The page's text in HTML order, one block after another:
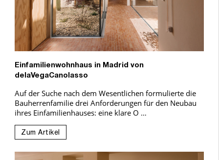
Einfamilienwohnhaus in Madrid von
delaVegaCanolasso
Auf der Suche nach dem Wesentlichen formulierte die
Bauherrenfamilie drei Anforderungen für den Neubau
ihres Einfamilienhauses: eine klare O …
Zum Artikel